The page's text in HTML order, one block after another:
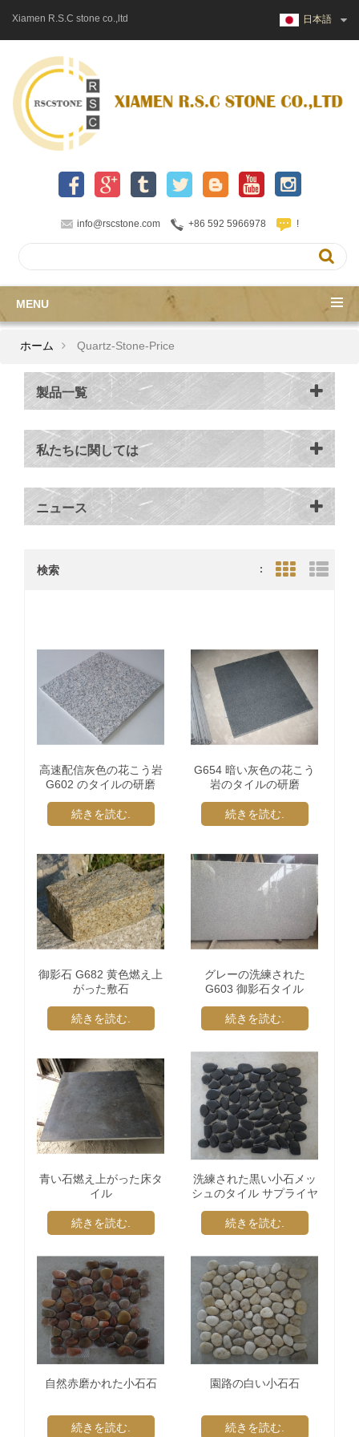
Xiamen R.S.C stone co.,ltd 日本語
info@rscstone.com +86 592 5966978 !
MENU
ホーム Quartz-Stone-Price
製品一覧
私たちに関しては
ニュース
検索 : Grid View
高速配信灰色の花こう岩
G602 のタイルの研磨
続きを読む.
G654 暗い灰色の花こう
岩のタイルの研磨
続きを読む.
御影石 G682 黄色燃え上
がった敷石
続きを読む.
グレーの洗練された
G603 御影石タイル
続きを読む.
青い石燃え上がった床タ
イル
続きを読む.
洗練された黒い小石メッ
シュのタイル サプライヤ
続きを読む.
自然赤磨かれた小石石
続きを読む.
園路の白い小石石
続きを読む.